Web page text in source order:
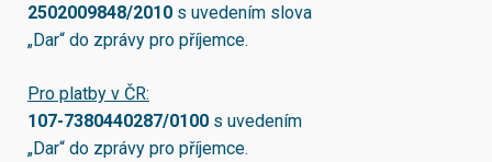
2502009848/2010 s uvedením slova
„Dar“ do zprávy pro příjemce.
Pro platby v ČR:
107-7380440287/0100 s uvedením
„Dar“ do zprávy pro příjemce.